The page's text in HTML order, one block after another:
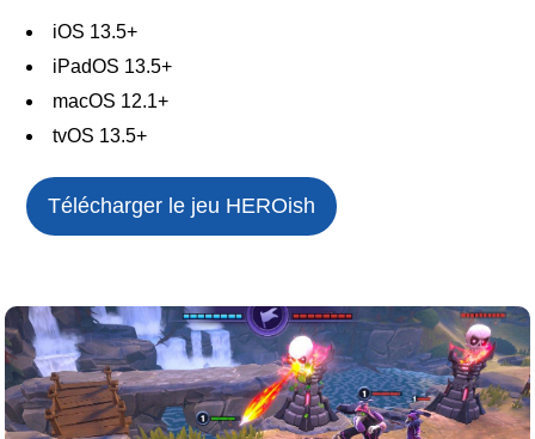
iOS 13.5+
iPadOS 13.5+
macOS 12.1+
tvOS 13.5+
Télécharger le jeu HEROish